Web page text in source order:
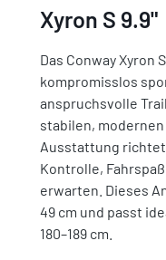
Xyron S 9.9"
Das Conway Xyron
kompromisslos
anspruchsvolle
stabilen,
Ausstattung richtet
Kontrolle,
erwarten. Dieses
49 cm und passt
180–189 cm.